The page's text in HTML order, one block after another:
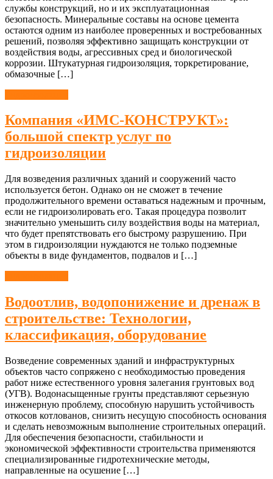
службы конструкций, но и их эксплуатационная
безопасность. Минеральные составы на основе цемента
остаются одним из наиболее проверенных и востребованных
решений, позволяя эффективно защищать конструкции от
воздействия воды, агрессивных сред и биологической
коррозии. Штукатурная гидроизоляция, торкретирование,
обмазочные […]
Компания «ИМС-КОНСТРУКТ»:
большой спектр услуг по
гидроизоляции
Для возведения различных зданий и сооружений часто
используется бетон. Однако он не сможет в течение
продолжительного времени оставаться надежным и прочным,
если не гидроизолировать его. Такая процедура позволит
значительно уменьшить силу воздействия воды на материал,
что будет препятствовать его быстрому разрушению. При
этом в гидроизоляции нуждаются не только подземные
объекты в виде фундаментов, подвалов и […]
Водоотлив, водопонижение и дренаж в
строительстве: Технологии,
классификация, оборудование
Возведение современных зданий и инфраструктурных
объектов часто сопряжено с необходимостью проведения
работ ниже естественного уровня залегания грунтовых вод
(УГВ). Водонасыщенные грунты представляют серьезную
инженерную проблему, способную нарушить устойчивость
откосов котлованов, снизить несущую способность основания
и сделать невозможным выполнение строительных операций.
Для обеспечения безопасности, стабильности и
экономической эффективности строительства применяются
специализированные гидротехнические методы,
направленные на осушение […]